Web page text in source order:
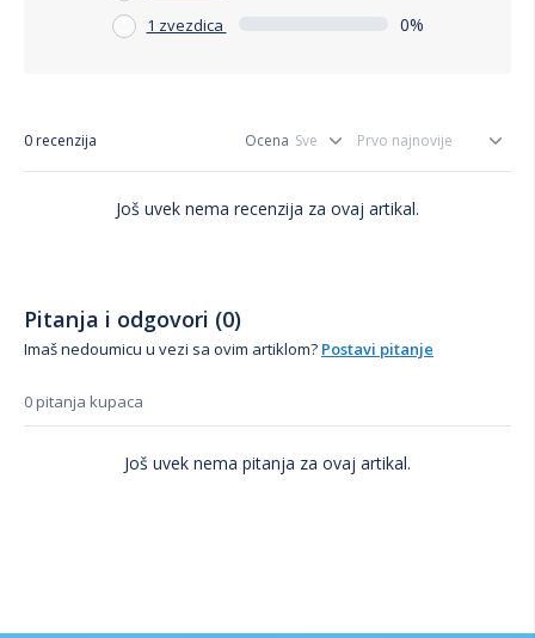
1 zvezdica 0%
0 recenzija Ocena
Još uvek nema recenzija za ovaj artikal.
Pitanja i odgovori (0)
Imaš nedoumicu u vezi sa ovim artiklom? Postavi pitanje
0 pitanja kupaca
Još uvek nema pitanja za ovaj artikal.